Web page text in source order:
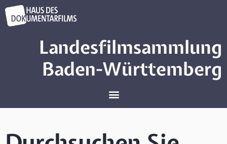
Landesfilmsammlung
Baden-Württemberg